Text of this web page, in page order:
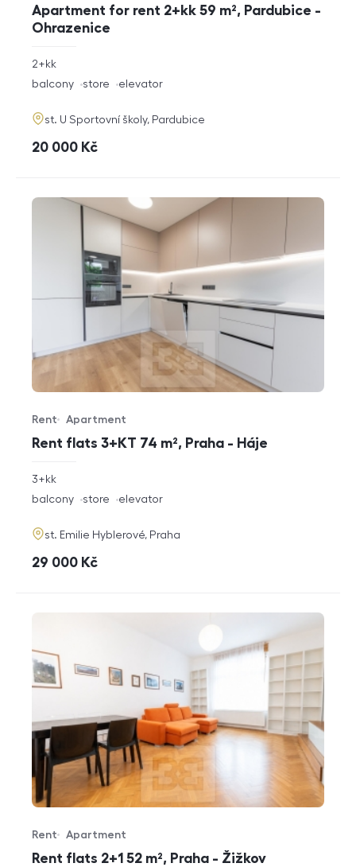
Apartment for rent 2+kk 59 m², Pardubice -
Ohrazenice
rozměry
disposition
2+kk
funkce
balcony store elevator
adresa
st. U Sportovní školy, Pardubice
cena
20 000 Kč
Rent flats 3+KT 74 m², Praha - Háje
Offer type
Rent
Property type
Apartment
rozměry
3+kk
funkce
balcony store elevator
adresa
st. Emilie Hyblerové, Praha
cena
29 000 Kč
Rent flats 2+1 52 m², Praha - Žižkov
Offer type
Rent
Property type
Apartment